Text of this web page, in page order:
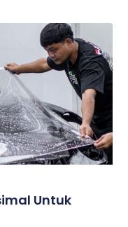
Untuk